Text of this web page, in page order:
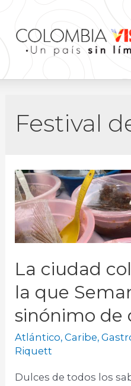
Festival
La ciudad
la que
sinónimo de
Atlántico,Caribe,
Riquett
Dulces de todos los